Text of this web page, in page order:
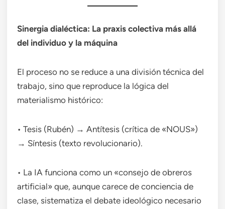
Sinergia dialéctica: La praxis colectiva más allá
del individuo y la máquina
El proceso no se reduce a una división técnica del
trabajo, sino que reproduce la lógica del
materialismo histórico:
• Tesis (Rubén) → Antítesis (crítica de «NOUS»)
→ Síntesis (texto revolucionario).
• La IA funciona como un «consejo de obreros
artificial» que, aunque carece de conciencia de
clase, sistematiza el debate ideológico necesario